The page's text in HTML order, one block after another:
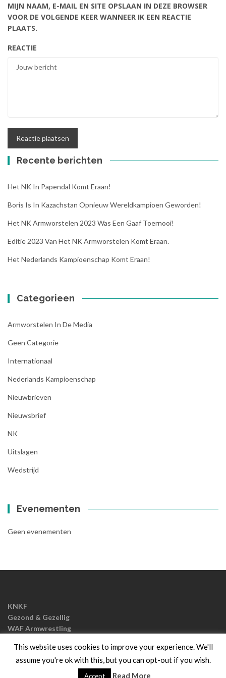
MIJN NAAM, E-MAIL EN SITE OPSLAAN IN DEZE BROWSER
VOOR DE VOLGENDE KEER WANNEER IK EEN REACTIE
PLAATS.
REACTIE
Recente berichten
Het NK In Papendal Komt Eraan!
Boris Is In Kazachstan Opnieuw Wereldkampioen Geworden!
Het NK Armworstelen 2023 Was Een Gaaf Toernooi!
Editie 2023 Van Het NK Armworstelen Komt Eraan.
Het Nederlands Kampioenschap Komt Eraan!
Categorieen
Armworstelen In De Media
Geen Categorie
Internationaal
Nederlands Kampioenschap
Nieuwbrieven
Nieuwsbrief
NK
Uitslagen
Wedstrijd
Evenementen
Geen evenementen
KNKF
Gezond & Gezellig
WAF Armwrestling
powered door WordPress
This website uses cookies to improve your experience. We'll
assume you're ok with this, but you can opt-out if you wish.
Accept Read More